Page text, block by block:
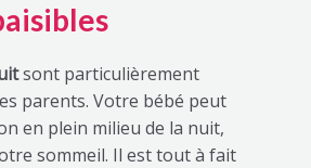
sont particulièrement
parents. Votre bébé peut
en plein milieu de la nuit,
sommeil. Il est tout à fait